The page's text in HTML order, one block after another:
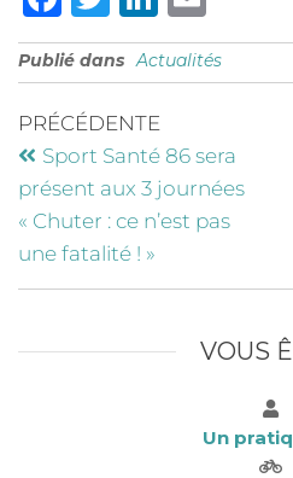
a
c
e
b
o
o
k
w
it
te
r
n
k
e
dI
n
m
ai
Publié dans Actualités
PRÉCÉDENTE
Sport Santé 86 sera
présent aux 3 journées
« Chuter : ce n’est pas
une fatalité ! »
VOUS
Un